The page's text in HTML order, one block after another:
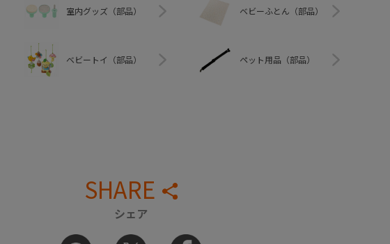
室内グッズ（部品） ベビーふとん（部品）
ベビートイ（部品） ペット用品（部品）
SHARE
シェア